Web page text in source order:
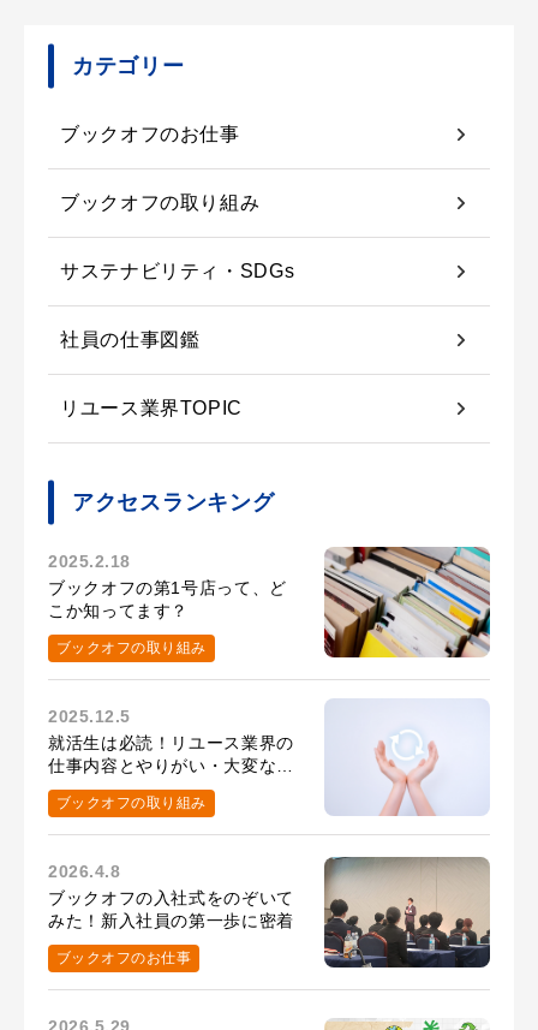
カテゴリー
ブックオフのお仕事
ブックオフの取り組み
サステナビリティ・SDGs
社員の仕事図鑑
リユース業界TOPIC
アクセスランキング
2025.2.18
ブックオフの第1号店って、ど
こか知ってます？
ブックオフの取り組み
2025.12.5
就活生は必読！リユース業界の
仕事内容とやりがい・大変なこ
と
ブックオフの取り組み
2026.4.8
ブックオフの入社式をのぞいて
みた！新入社員の第一歩に密着
ブックオフのお仕事